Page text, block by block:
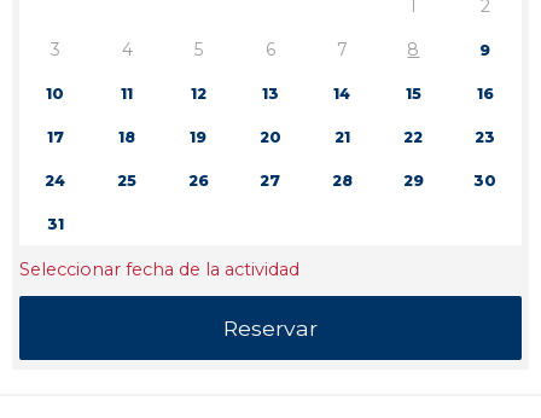
1
2
3
4 5 6 7 8 9
10 11 12 13 14 15 16
17 18 19 20 21 22 23
24 25 26 27 28 29 30
31
Seleccionar fecha de la actividad